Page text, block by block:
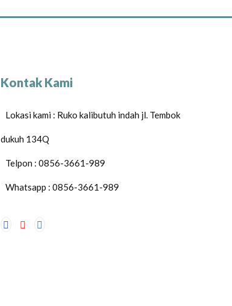
Kontak Kami
Lokasi kami : Ruko kalibutuh indah jl. Tembok
dukuh 134Q
Telpon : 0856-3661-989
Whatsapp : 0856-3661-989